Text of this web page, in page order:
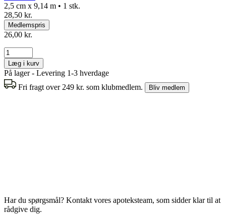
2,5 cm x 9,14 m • 1 stk.
28,50 kr.
Medlemspris
26,00 kr.
Læg i kurv
På lager - Levering 1-3 hverdage
Fri fragt over 249 kr. som klubmedlem.
Bliv medlem
Har du spørgsmål? Kontakt vores apoteksteam, som sidder klar til at
rådgive dig.